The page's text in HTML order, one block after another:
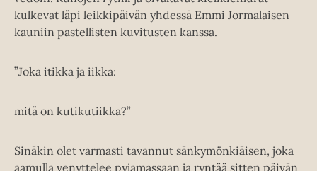
kulkevat läpi leikkipäivän yhdessä Emmi Jormalaisen
kauniin pastellisten kuvitusten kanssa.
”Joka itikka ja iikka:
mitä on kutikutiikka?”
Sinäkin olet varmasti tavannut sänkymönkiäisen, joka
aamulla venyttelee pyjamassaan ja ryntää sitten päivän